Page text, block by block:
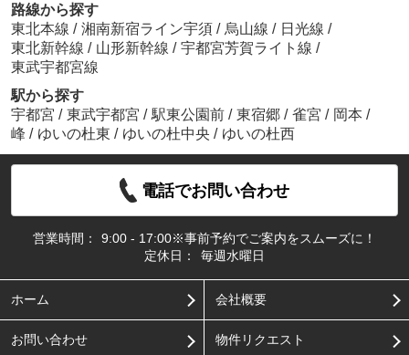
路線から探す
東北本線 / 湘南新宿ライン宇須 / 烏山線 / 日光線 /
東北新幹線 / 山形新幹線 / 宇都宮芳賀ライト線 /
東武宇都宮線
駅から探す
宇都宮 / 東武宇都宮 / 駅東公園前 / 東宿郷 / 雀宮 / 岡本 /
峰 / ゆいの杜東 / ゆいの杜中央 / ゆいの杜西
電話でお問い合わせ
営業時間：
9:00 - 17:00※事前予約でご案内をスムーズに！
定休日：
毎週水曜日
ホーム 会社概要
お問い合わせ 物件リクエスト